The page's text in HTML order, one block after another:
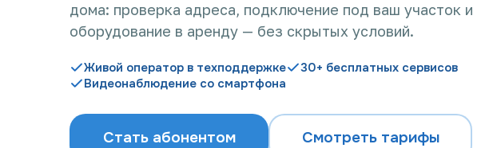
дома: проверка адреса, подключение под ваш участок и
оборудование в аренду — без скрытых условий.
Живой оператор в техподдержке
30+ бесплатных сервисов
Видеонаблюдение со смартфона
Стать абонентом Смотреть тарифы